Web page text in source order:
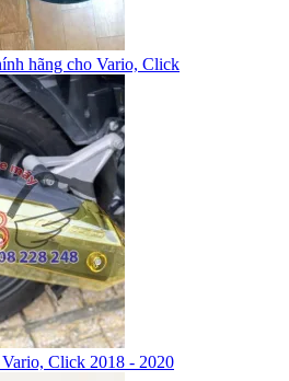
hãng cho Vario, Click
Click 2018 - 2020